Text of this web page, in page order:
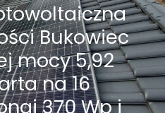
Bukowiec
mocy 5,92
na 16
370 Wp i